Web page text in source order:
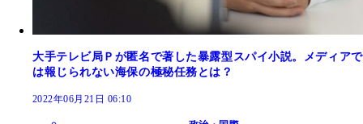
大手テレビ局Ｐが匿名で著した暴露型スパイ小説。メディアで
は報じられない海保の極秘任務とは？
2022年06月21日 06:10